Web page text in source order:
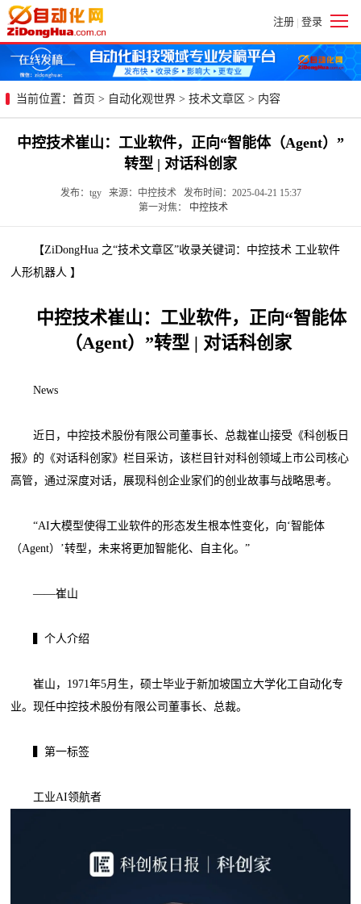
注册 | 登录
当前位置： 首页 > 自动化观世界 > 技术文章区 > 内容
中控技术崔山：工业软件，正向“智能体（Agent）”
转型 | 对话科创家
发布：tgy 来源：中控技术 发布时间：2025-04-21 15:37
第一对焦：
中控技术
【ZiDongHua 之“技术文章区”收录关键词：中控技术 工业软件
人形机器人 】
中控技术崔山：工业软件，正向“智能体
（Agent）”转型 | 对话科创家
News
近日，中控技术股份有限公司董事长、总裁崔山接受《科创板日
报》的《对话科创家》栏目采访，该栏目针对科创领域上市公司核心
高管，通过深度对话，展现科创企业家们的创业故事与战略思考。
“AI大模型使得工业软件的形态发生根本性变化，向‘智能体
（Agent）’转型，未来将更加智能化、自主化。”
——崔山
▍个人介绍
崔山，1971年5月生，硕士毕业于新加坡国立大学化工自动化专
业。现任中控技术股份有限公司董事长、总裁。
▍第一标签
工业AI领航者